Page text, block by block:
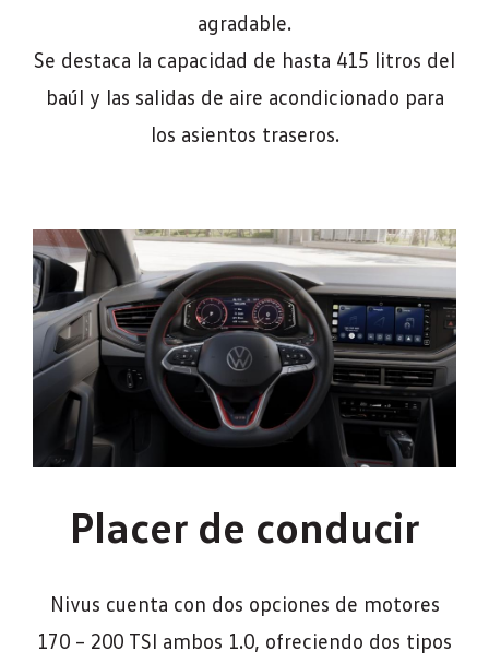
agradable.
Se destaca la capacidad de hasta 415 litros del
baúl y las salidas de aire acondicionado para
los asientos traseros.
Placer de conducir
Nivus cuenta con dos opciones de motores
170 – 200 TSI ambos 1.0, ofreciendo dos tipos